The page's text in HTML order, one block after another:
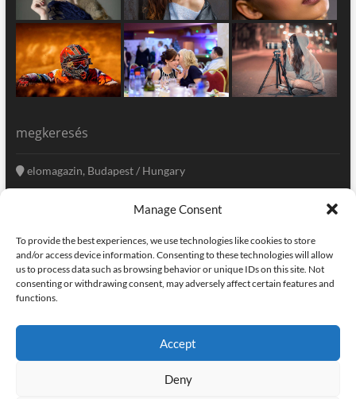
Manage Consent
To provide the best experiences, we use technologies like cookies to store
and/or access device information. Consenting to these technologies will allow
us to process data such as browsing behavior or unique IDs on this site. Not
consenting or withdrawing consent, may adversely affect certain features and
functions.
Accept
Deny
megkeresés
elomagazin, Budapest / Hungary
szerkesztoseg@elomagazin.com
elomagazin
home adatvédelem impresszum kapcsolat